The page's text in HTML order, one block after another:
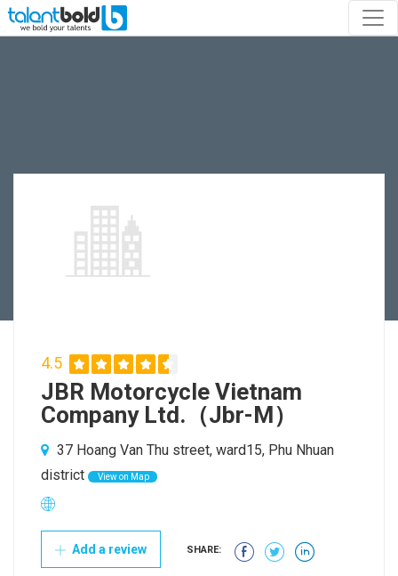
4.5
JBR Motorcycle Vietnam
Company Ltd.（Jbr-M）
37 Hoang Van Thu street, ward15, Phu Nhuan
district
View on Map
Add a review SHARE: